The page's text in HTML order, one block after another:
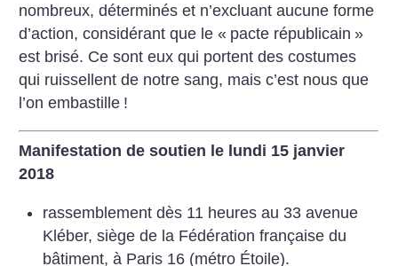
nombreux, déterminés et n’excluant aucune forme
d’action, considérant que le « pacte républicain »
est brisé. Ce sont eux qui portent des costumes
qui ruissellent de notre sang, mais c’est nous que
l’on embastille !
Manifestation de soutien le lundi 15 janvier
2018
rassemblement dès 11 heures au 33 avenue
Kléber, siège de la Fédération française du
bâtiment, à Paris 16 (métro Étoile).